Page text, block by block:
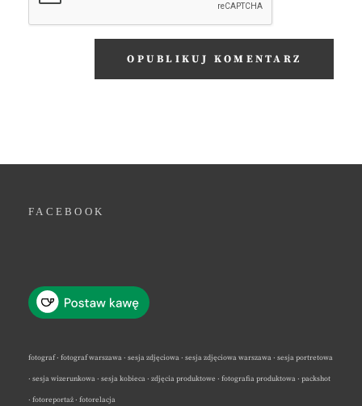
FACEBOOK
fotograf · fotograf warszawa · sesja zdjęciowa · sesja zdjęciowa warszawa · sesja portretowa
· sesja wizerunkowa · sesja kobieca · zdjęcia produktowe · fotografia produktowa · packshot
· fotoreportaż · fotorelacja